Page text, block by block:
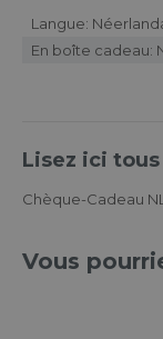
Langue:
En boîte cadeau:
Lisez ici
Chèque-Cadeau
Vous